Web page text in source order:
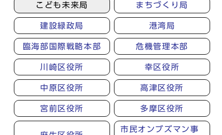
こども未来局 まちづくり局
建設緑政局 港湾局
臨海部国際戦略本部 危機管理本部
川崎区役所 幸区役所
中原区役所 高津区役所
宮前区役所 多摩区役所
市民オンブズマン事